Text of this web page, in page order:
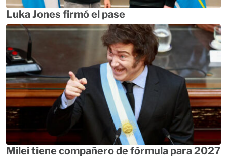
Luka Jones firmó el pase
Milei tiene compañero de fórmula para 2027